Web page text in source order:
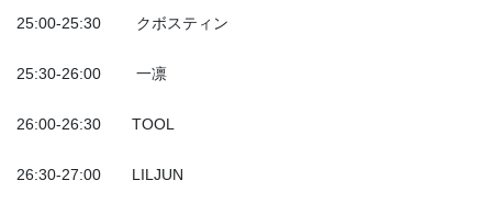
25:00-25:30 クボスティン
25:30-26:00 一凛
26:00-26:30 TOOL
26:30-27:00 LILJUN